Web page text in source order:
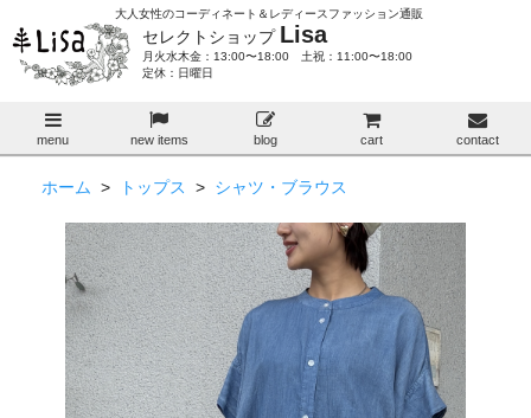
大人女性のコーディネート＆レディースファッション通販
セレクトショップ Lisa
月火水木金：13:00〜18:00 土祝：11:00〜18:00
定休：日曜日
menu new items blog cart contact
ホーム > トップス > シャツ・ブラウス